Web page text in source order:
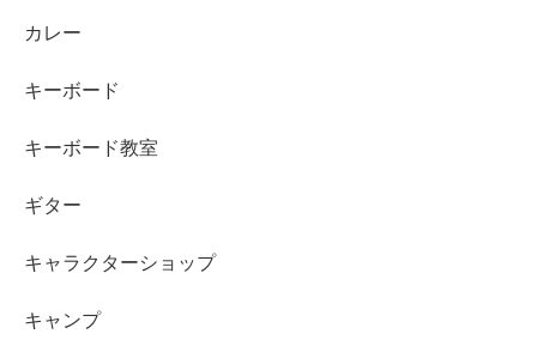
カレー
キーボード
キーボード教室
ギター
キャラクターショップ
キャンプ